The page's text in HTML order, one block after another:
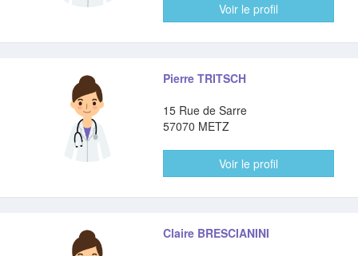
Voir le profil
Pierre TRITSCH
15 Rue de Sarre
57070 METZ
Voir le profil
Claire BRESCIANINI